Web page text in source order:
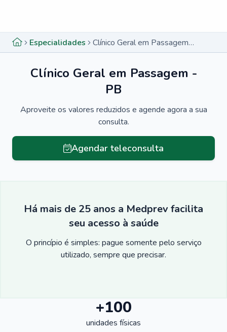
Especialidades Clínico Geral em Passagem - PB
Clínico Geral em Passagem -
PB
Aproveite os valores reduzidos e agende agora a sua
consulta.
Agendar teleconsulta
Há mais de 25 anos a Medprev facilita
seu acesso à saúde
O princípio é simples: pague somente pelo serviço
utilizado, sempre que precisar.
+100
unidades físicas